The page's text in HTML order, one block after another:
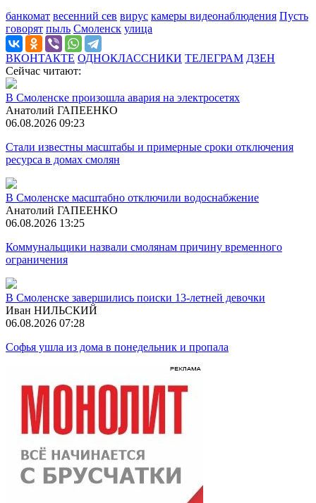
банкомат весенний сев вирус камеры видеонаблюдения Пусть
говорят пыль Смоленск улица
ВКОНТАКТЕ ОДНОКЛАССНИКИ ТЕЛЕГРАМ ДЗЕН
Сейчас читают:
В Смоленске произошла авария на электросетях
Анатолий ГАПЕЕНКО
06.08.2026 09:23
Стали известны масштабы и примерные сроки отключения
ресурса в домах смолян
В Смоленске масштабно отключили водоснабжение
Анатолий ГАПЕЕНКО
06.08.2026 13:25
Коммунальщики назвали смолянам причину временного
ограничения
В Смоленске завершились поиски 13-летней девочки
Иван НИЛЬСКИЙ
06.08.2026 07:28
Софья ушла из дома в понедельник и пропала